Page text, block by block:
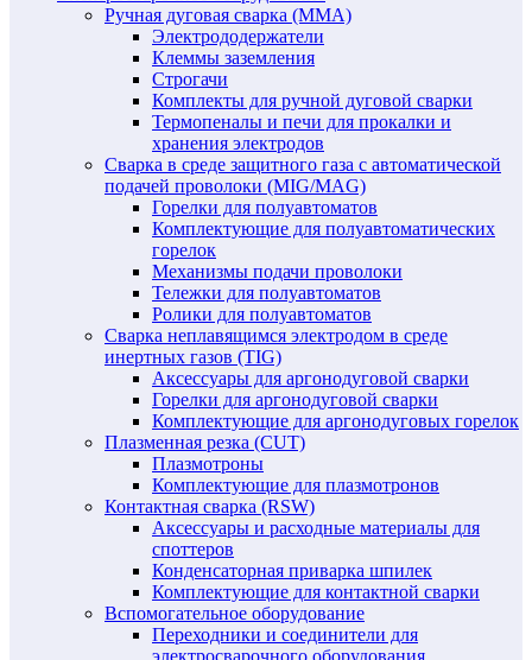
Ручная дуговая сварка (MMA)
Электрододержатели
Клеммы заземления
Строгачи
Комплекты для ручной дуговой сварки
Термопеналы и печи для прокалки и
хранения электродов
Сварка в среде защитного газа с автоматической
подачей проволоки (MIG/MAG)
Горелки для полуавтоматов
Комплектующие для полуавтоматических
горелок
Механизмы подачи проволоки
Тележки для полуавтоматов
Ролики для полуавтоматов
Сварка неплавящимся электродом в среде
инертных газов (TIG)
Аксессуары для аргонодуговой сварки
Горелки для аргонодуговой сварки
Комплектующие для аргонодуговых горелок
Плазменная резка (CUT)
Плазмотроны
Комплектующие для плазмотронов
Контактная сварка (RSW)
Аксессуары и расходные материалы для
споттеров
Конденсаторная приварка шпилек
Комплектующие для контактной сварки
Вспомогательное оборудование
Переходники и соединители для
электросварочного оборудования